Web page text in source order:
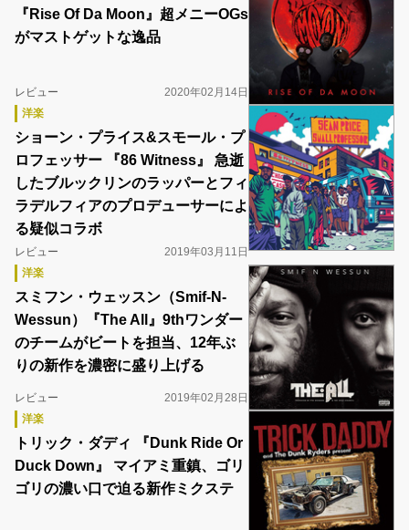
『Rise Of Da Moon』超メニーOGs
がマストゲットな逸品
レビュー
2020年02月14日
洋楽
ショーン・プライス&スモール・プ
ロフェッサー 『86 Witness』 急逝
したブルックリンのラッパーとフィ
ラデルフィアのプロデューサーによ
る疑似コラボ
レビュー
2019年03月11日
洋楽
スミフン・ウェッスン（Smif-N-
Wessun）『The All』9thワンダー
のチームがビートを担当、12年ぶ
りの新作を濃密に盛り上げる
レビュー
2019年02月28日
洋楽
トリック・ダディ 『Dunk Ride Or
Duck Down』 マイアミ重鎮、ゴリ
ゴリの濃い口で迫る新作ミクステ